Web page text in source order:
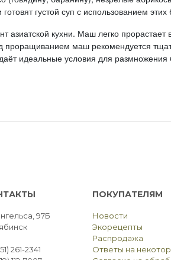
густой суп с использованием этих
кухни. Маш легко прорастает
проращиванием маш рекомендуется
идеальные условия для размножения
97Б
261-2341
ПОКУПАТЕЛЯМ
Новости
Экорецепты
Распродажа
Ответы на